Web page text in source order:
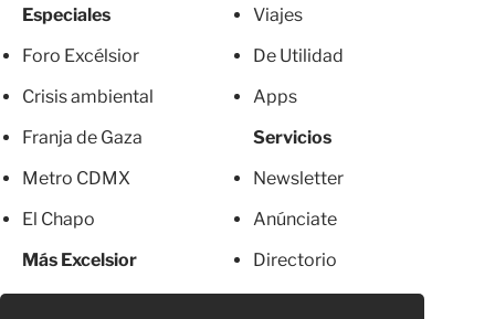
Especiales
Foro Excélsior
Crisis ambiental
Franja de Gaza
Metro CDMX
El Chapo
Más Excelsior
Viajes
De Utilidad
Apps
Servicios
Newsletter
Anúnciate
Directorio